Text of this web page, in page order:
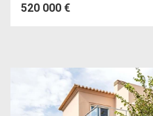
520 000 €